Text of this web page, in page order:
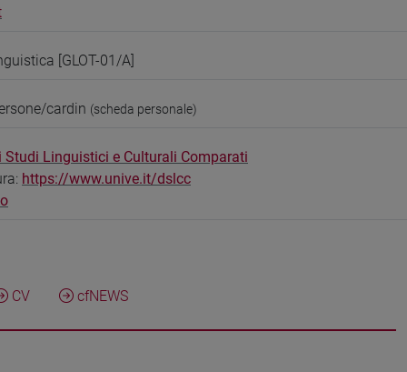
[GLOT-01/A]
cardin (scheda personale)
Studi Linguistici e Culturali Comparati
https://www.unive.it/dslcc
CV cfNEWS